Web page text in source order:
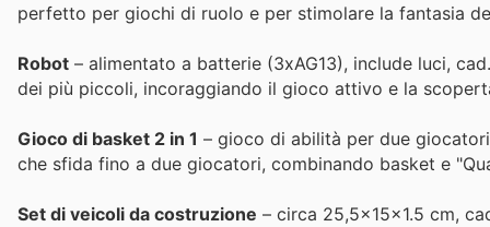
perfetto per giochi di ruolo e per stimolare la fantasia
Robot – alimentato a batterie (3xAG13), include luci,
dei più piccoli, incoraggiando il gioco attivo e la
Gioco di basket 2 in 1 – gioco di abilità per due
che sfida fino a due giocatori, combinando basket e
Set di veicoli da costruzione – circa 25,5x15x1.5 cm,